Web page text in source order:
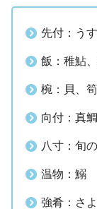
先付：う
飯：稚鮎
椀：貝、筍
向付：真鯛
八寸：旬
温物：鰯
強肴：さ